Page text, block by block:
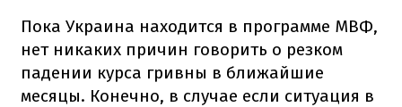
Пока Украина находится в программе МВФ,
нет никаких причин говорить о резком
падении курса гривны в ближайшие
месяцы. Конечно, в случае если ситуация в